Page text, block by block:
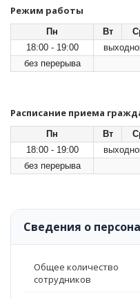
Режим работы
Пн Вт
18:00 - 19:00
без перерыва
Расписание приема
Пн Вт
18:00 - 19:00
без перерыва
Сведения о
Общее количество
сотрудников